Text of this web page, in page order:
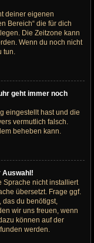
deiner eigenen
Bereich“ die für dich
Die Zeitzone kann
Wenn du noch nicht
tun.
geht immer noch
eingestellt hast und die
vermutlich falsch.
beheben kann.
Auswahl!
Sprache nicht installiert
übersetzt. Frage ggf.
das du benötigst,
wir uns freuen, wenn
können auf der
werden.